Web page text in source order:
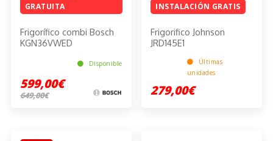
GRATUITA
Frigorífico combi Bosch
KGN36VWED
Disponible
599,00€
649,00€
INSTALACIÓN GRATIS
Frigorifico Johnson
JRD145E1
Últimas
unidades
279,00€